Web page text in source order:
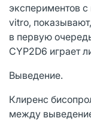
экспериментов
vitro,
в первую
CYP2D6 играет
Выведение.
Клиренс
между